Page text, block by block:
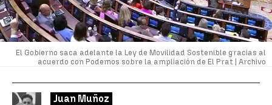
El Gobierno saca adelante la Ley de Movilidad Sostenible gracias al
acuerdo con Podemos sobre la ampliación de El Prat | Archivo
Juan Muñoz